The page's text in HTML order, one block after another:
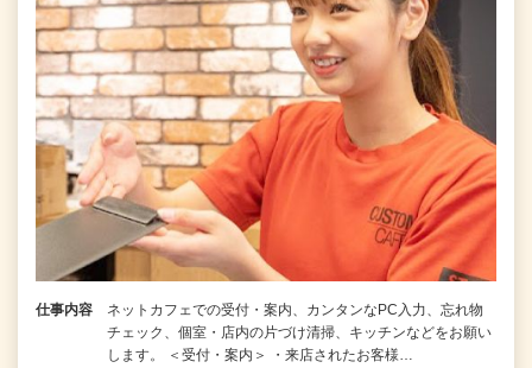
仕事内容
ネットカフェでの受付・案内、カンタンなPC入力、忘れ物
チェック、個室・店内の片づけ清掃、キッチンなどをお願い
します。 ＜受付・案内＞ ・来店されたお客様…